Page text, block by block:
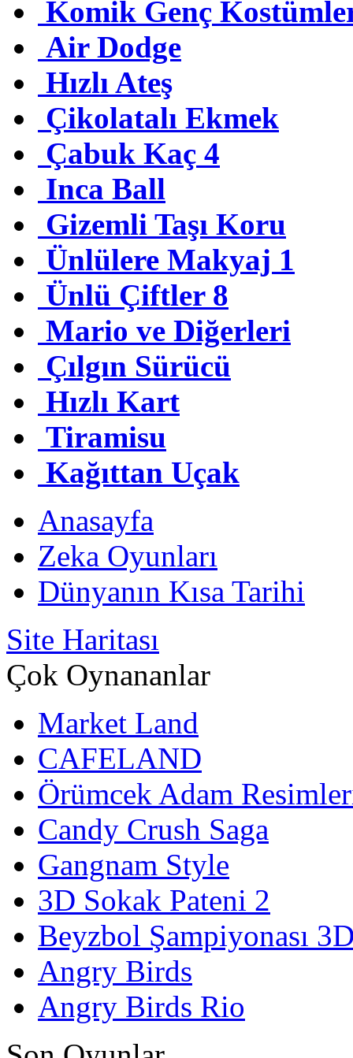
Komik Genç
Air Dodge
Hızlı Ateş
Çikolatalı Ekmek
Çabuk Kaç 4
Inca Ball
Gizemli Taşı Koru
Ünlülere Makyaj 1
Ünlü Çiftler 8
Mario ve Diğerleri
Çılgın Sürücü
Hızlı Kart
Tiramisu
Kağıttan Uçak
Anasayfa
Zeka Oyunları
Dünyanın Kısa Tarihi
Site Haritası
Çok Oynananlar
Market Land
CAFELAND
Örümcek Adam
Candy Crush Saga
Gangnam Style
3D Sokak Pateni 2
Beyzbol Şampiyonası
Angry Birds
Angry Birds Rio